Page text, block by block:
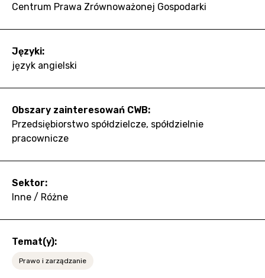
Centrum Prawa Zrównoważonej Gospodarki
Języki:
język angielski
Obszary zainteresowań CWB:
Przedsiębiorstwo spółdzielcze, spółdzielnie
pracownicze
Sektor:
Inne / Różne
Temat(y):
Prawo i zarządzanie